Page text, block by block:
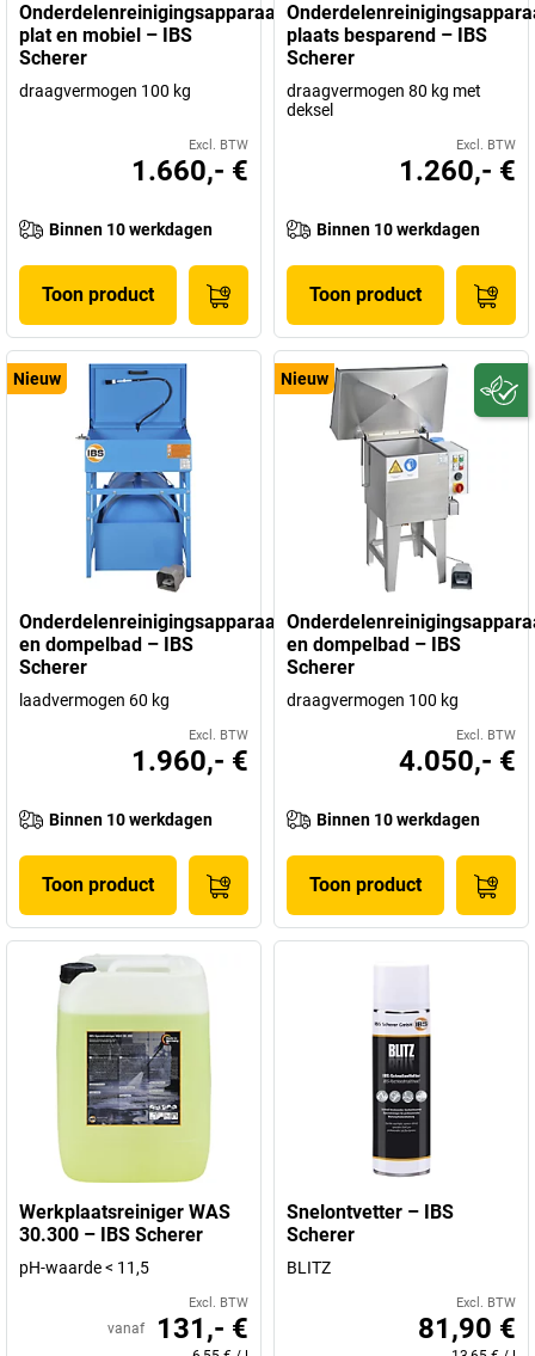
Onderdelenreinigingsapparaat
plat en mobiel – IBS
Scherer
draagvermogen 100 kg
Excl. BTW
1.660,- €
Binnen 10 werkdagen
Toon product
plaats besparend – IBS
Scherer
draagvermogen 80 kg met
deksel
Excl. BTW
1.260,- €
Binnen 10 werkdagen
Toon product
Nieuw
Onderdelenreinigingsapparaat
en dompelbad – IBS
Scherer
laadvermogen 60 kg
Excl. BTW
1.960,- €
Binnen 10 werkdagen
Toon product
Nieuw
en dompelbad – IBS
Scherer
draagvermogen 100 kg
Excl. BTW
4.050,- €
Binnen 10 werkdagen
Toon product
Werkplaatsreiniger WAS
30.300 – IBS Scherer
pH-waarde < 11,5
Excl. BTW
vanaf 131,- €
Snelontvetter – IBS
Scherer
BLITZ
Excl. BTW
81,90 €